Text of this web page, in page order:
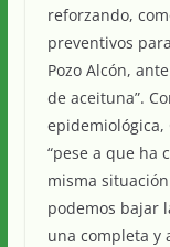
reforzando,
preventivos
Pozo Alcón,
de aceituna”.
epidemiológica,
“pese a que ha
misma
podemos bajar
una completa y